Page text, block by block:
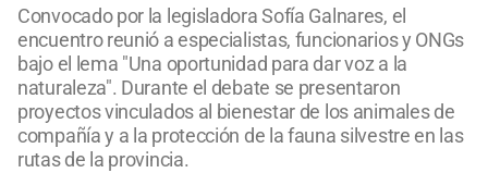
Convocado por la legisladora Sofía Galnares, el
encuentro reunió a especialistas, funcionarios y ONGs
bajo el lema "Una oportunidad para dar voz a la
naturaleza". Durante el debate se presentaron
proyectos vinculados al bienestar de los animales de
compañía y a la protección de la fauna silvestre en las
rutas de la provincia.